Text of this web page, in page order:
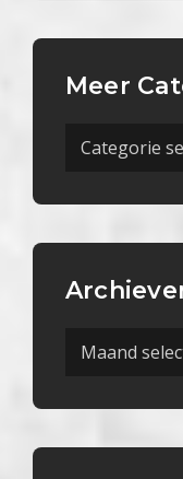
Meer
Meer
Archieven